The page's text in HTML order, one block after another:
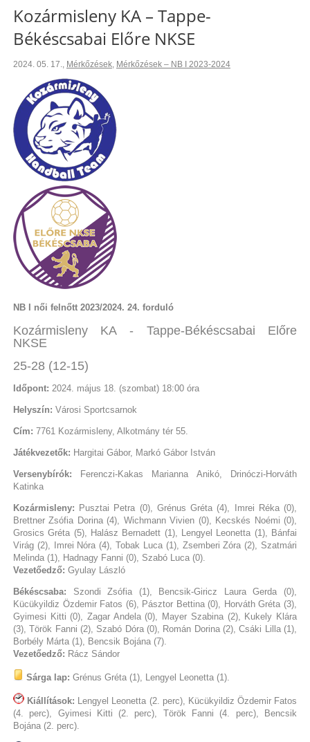
Kozármisleny KA – Tappe-
Békéscsabai Előre NKSE
2024. 05. 17., Mérkőzések, Mérkőzések – NB I 2023-2024
NB I női felnőtt 2023/2024. 24. forduló
Kozármisleny KA - Tappe-Békéscsabai Előre
NKSE
25-28 (12-15)
Időpont: 2024. május 18. (szombat) 18:00 óra
Helyszín: Városi Sportcsarnok
Cím: 7761 Kozármisleny, Alkotmány tér 55.
Játékvezetők: Hargitai Gábor, Markó Gábor István
Versenybírók: Ferenczi-Kakas Marianna Anikó, Drinóczi-Horváth
Katinka
Kozármisleny: Pusztai Petra (0), Grénus Gréta (4), Imrei Réka (0),
Brettner Zsófia Dorina (4), Wichmann Vivien (0), Kecskés Noémi (0),
Grosics Gréta (5), Halász Bernadett (1), Lengyel Leonetta (1), Bánfai
Virág (2), Imrei Nóra (4), Tobak Luca (1), Zsemberi Zóra (2), Szatmári
Melinda (1), Hadnagy Fanni (0), Szabó Luca (0).
Vezetőedző: Gyulay László
Békéscsaba: Szondi Zsófia (1), Bencsik-Giricz Laura Gerda (0),
Kücükyildiz Özdemir Fatos (6), Pásztor Bettina (0), Horváth Gréta (3),
Gyimesi Kitti (0), Zagar Andela (0), Mayer Szabina (2), Kukely Klára
(3), Török Fanni (2), Szabó Dóra (0), Román Dorina (2), Csáki Lilla (1),
Borbély Márta (1), Bencsik Bojána (7).
Vezetőedző: Rácz Sándor
Sárga lap: Grénus Gréta (1), Lengyel Leonetta (1).
Kiállítások:
Lengyel Leonetta (2. perc), Kücükyildiz Özdemir Fatos
(4. perc), Gyimesi Kitti (2. perc), Török Fanni (4. perc), Bencsik
Bojána (2. perc).